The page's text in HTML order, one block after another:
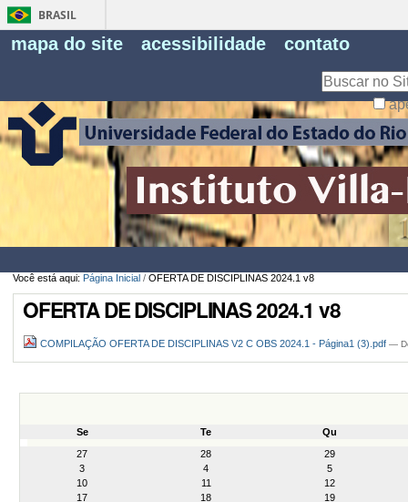
BRASIL
mapa do site acessibilidade contato
Você está aqui: Página Inicial / OFERTA DE DISCIPLINAS 2024.1 v8
OFERTA DE DISCIPLINAS 2024.1 v8
COMPILAÇÃO OFERTA DE DISCIPLINAS V2 C OBS 2024.1 - Página1 (3).pdf —
Se Te
Qu
27
28
29
3
4
5
10
11
12
17
18
19